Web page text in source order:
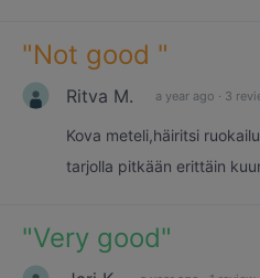
"Not good "
Ritva M. a year ago · 3
Kova meteli,häiritsi
tarjolla pitkään erittäin
"Very good"